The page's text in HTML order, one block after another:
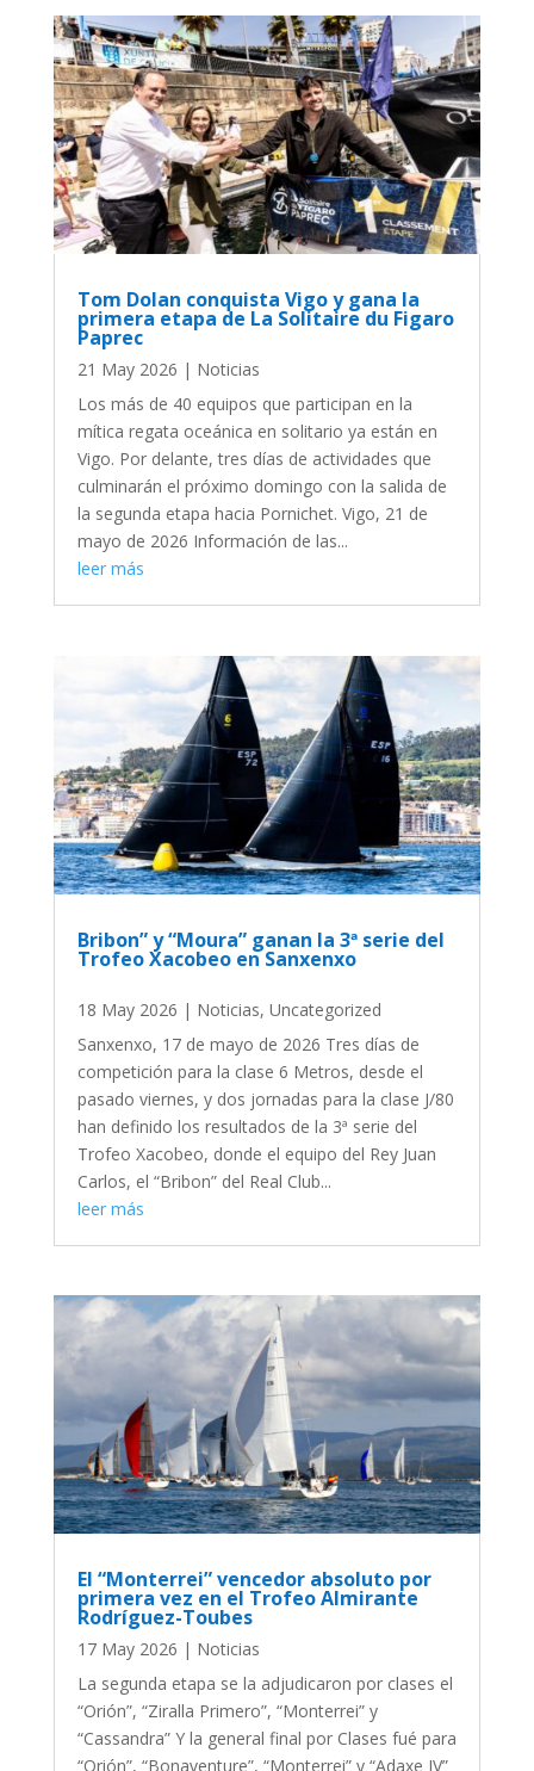
Tom Dolan conquista Vigo y gana la
primera etapa de La Solitaire du Figaro
Paprec
21 May 2026 | Noticias
Los más de 40 equipos que participan en la
mítica regata oceánica en solitario ya están en
Vigo. Por delante, tres días de actividades que
culminarán el próximo domingo con la salida de
la segunda etapa hacia Pornichet. Vigo, 21 de
mayo de 2026 Información de las...
leer más
Bribon” y “Moura” ganan la 3ª serie del
Trofeo Xacobeo en Sanxenxo
18 May 2026 | Noticias, Uncategorized
Sanxenxo, 17 de mayo de 2026 Tres días de
competición para la clase 6 Metros, desde el
pasado viernes, y dos jornadas para la clase J/80
han definido los resultados de la 3ª serie del
Trofeo Xacobeo, donde el equipo del Rey Juan
Carlos, el “Bribon” del Real Club...
leer más
El “Monterrei” vencedor absoluto por
primera vez en el Trofeo Almirante
Rodríguez-Toubes
17 May 2026 | Noticias
La segunda etapa se la adjudicaron por clases el
“Orión”, “Ziralla Primero”, “Monterrei” y
“Cassandra” Y la general final por Clases fué para
“Orión”, “Bonaventure”, “Monterrei” y “Adaxe IV”